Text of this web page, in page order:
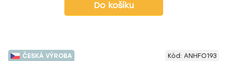
Do košíku
ČESKÁ VÝROBA Kód: ANHFO193